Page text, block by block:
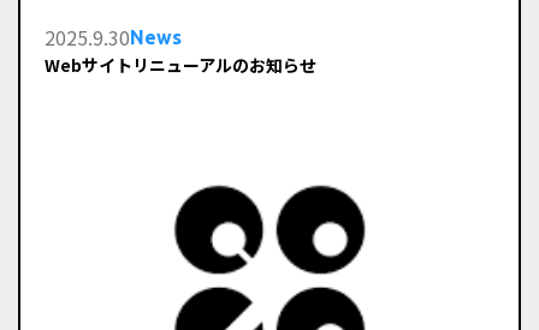
2025.9.30News
Webサイトリニューアルのお知らせ